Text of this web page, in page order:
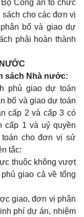
Công an tổ chức
sách cho các đơn vị
bổ và giao dự
phải hoàn thành
sách Nhà nước:
phủ giao dự toán
bổ và giao dự toán
cấp 2 và cấp 3 có
cấp 1 và uỷ quyền
cho đơn vị sử
tắc:
thuộc không vượt
giao cả về tổng
giao, đơn vị phân
phí dự án, nhiệm